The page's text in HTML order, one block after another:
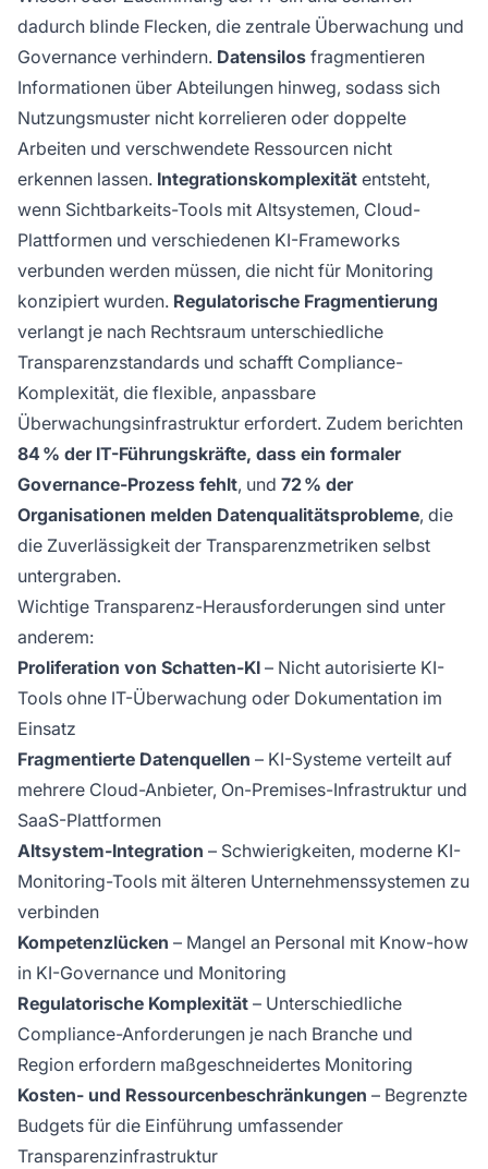
dadurch blinde Flecken, die zentrale Überwachung und
Governance verhindern. Datensilos fragmentieren
Informationen über Abteilungen hinweg, sodass sich
Nutzungsmuster nicht korrelieren oder doppelte
Arbeiten und verschwendete Ressourcen nicht
erkennen lassen. Integrationskomplexität entsteht,
wenn Sichtbarkeits-Tools mit Altsystemen, Cloud-
Plattformen und verschiedenen KI-Frameworks
verbunden werden müssen, die nicht für Monitoring
konzipiert wurden. Regulatorische Fragmentierung
verlangt je nach Rechtsraum unterschiedliche
Transparenzstandards und schafft Compliance-
Komplexität, die flexible, anpassbare
Überwachungsinfrastruktur erfordert. Zudem berichten
84 % der IT-Führungskräfte, dass ein formaler
Governance-Prozess fehlt, und 72 % der
Organisationen melden Datenqualitätsprobleme, die
die Zuverlässigkeit der Transparenzmetriken selbst
untergraben.
Wichtige Transparenz-Herausforderungen sind unter
anderem:
Proliferation von Schatten-KI – Nicht autorisierte KI-
Tools ohne IT-Überwachung oder Dokumentation im
Einsatz
Fragmentierte Datenquellen – KI-Systeme verteilt auf
mehrere Cloud-Anbieter, On-Premises-Infrastruktur und
SaaS-Plattformen
Altsystem-Integration – Schwierigkeiten, moderne KI-
Monitoring-Tools mit älteren Unternehmenssystemen zu
verbinden
Kompetenzlücken – Mangel an Personal mit Know-how
in KI-Governance und Monitoring
Regulatorische Komplexität – Unterschiedliche
Compliance-Anforderungen je nach Branche und
Region erfordern maßgeschneidertes Monitoring
Kosten- und Ressourcenbeschränkungen – Begrenzte
Budgets für die Einführung umfassender
Transparenzinfrastruktur